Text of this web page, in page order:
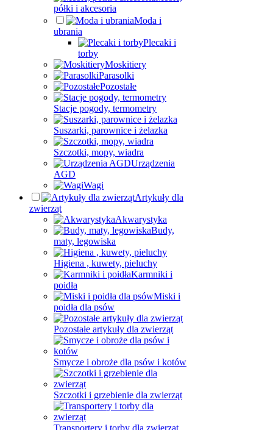
półki i akcesoria
Moda i
ubrania
Plecaki i
torby
Moskitiery
Parasolki
Pozostałe
Stacje pogody, termometry
Suszarki, parownice i żelazka
Szczotki, mopy, wiadra
Urządzenia
AGD
Wagi
Artykuły dla
zwierząt
Akwarystyka
Budy,
maty, legowiska
Higiena , kuwety, pieluchy
Karmniki i
poidła
Miski i
poidła dla psów
Pozostałe artykuły dla zwierząt
Smycze i obroże dla psów i kotów
Szczotki i grzebienie dla zwierząt
Transportery i torby dla zwierząt